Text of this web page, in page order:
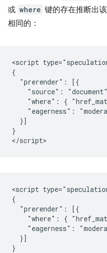
或 where 键的存在推断出
相同的：
<script
{
  "prerender": [{
"source":
"where": {
"eagerness":
  }]
}
<script
{
  "prerender": [{
"where": {
"eagerness":
  }]
}